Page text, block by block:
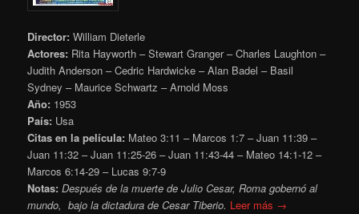
Director: William Dieterle
Actores: Rita Hayworth – Stewart Granger – Charles Laughton –
Judith Anderson – Cedric Hardwicke – Alan Badel – Basil
Sydney – Maurice Schwartz – Arnold Moss
Año: 1953
País: Usa
Citas en la película: Mateo 3:11 – Marcos 1:7 – Juan 11:39 –
Juan 11:32 – Juan 11:25-26 – Juan 11:43-44 – Mateo 14:1-12 –
Marcos 6:14-29 – Lucas 9:7-9
Notas:Después de la muerte de Julio Cesar, Roma gobernó al
mundo, bajo la dictadura de Cesar Tiberio. Leer más →